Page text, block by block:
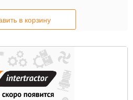
в корзину